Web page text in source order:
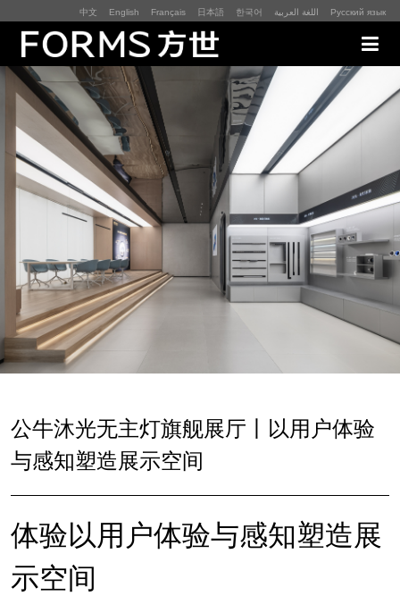
中文 English Français 日本語 한국어 اللغة العربية Русский язык
展厅展馆·EXHIBITION
零售终端与展示道具·SI&POSM
全球展会·EXPO
数字媒体与展项装置·CG&DVICE
联系
首页
公牛沐光无主灯旗舰展厅丨以用户体验
与感知塑造展示空间
体验以用户体验与感知塑造展
示空间